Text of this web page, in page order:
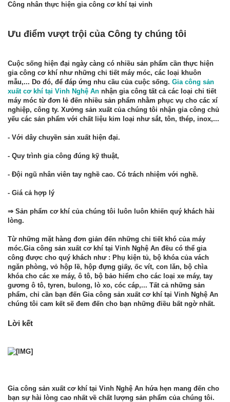
Công nhân thực hiện gia công cơ khí tại vinh
Ưu điểm vượt trội của Công ty chúng tôi
Cuộc sống hiện đại ngày càng có nhiều sản phẩm cần thực hiện
gia công cơ khí như những chi tiết máy móc, các loại khuôn
mẫu,... Do đó, để đáp ứng nhu cầu của cuộc sống. Gia công sản
xuất cơ khí tại Vinh Nghệ An nhận gia công tất cả các loại chi tiết
máy móc từ đơn lẻ đến nhiều sản phẩm nhằm phục vụ cho các xí
nghiệp, công ty. Xưởng sản xuất của chúng tôi nhận gia công chủ
yếu các sản phẩm với chất liệu kim loại như sắt, tôn, thép, inox,...
- Với dây chuyền sản xuất hiện đại.
- Quy trình gia công đúng kỹ thuật,
- Đội ngũ nhân viên tay nghề cao. Có trách nhiệm với nghề.
- Giá cả hợp lý
⇒ Sản phẩm cơ khí của chúng tôi luôn luôn khiến quý khách hài
lòng.
Từ những mặt hàng đơn giản đến những chi tiết khó của máy
móc.Gia công sản xuất cơ khí tại Vinh Nghệ An đều có thể gia
công được cho quý khách như : Phụ kiện tủ, bộ khóa của vách
ngăn phòng, vỏ hộp lề, hộp đựng giấy, ốc vít, con lăn, bộ chìa
khóa cho các xe máy, ô tô, bộ bảo hiểm cho các loại xe máy, tay
gương ô tô, tyren, bulong, lò xo, cóc cáp,... Tất cả những sản
phẩm, chỉ cần bạn đến Gia công sản xuất cơ khí tại Vinh Nghệ An
chúng tôi cam kết sẽ đem đến cho bạn những điều bất ngờ nhất.
Lời kết
Gia công sản xuất cơ khí tại Vinh Nghệ An hứa hẹn mang đến cho
bạn sự hài lòng cao nhất về chất lượng sản phẩm của chúng tôi.